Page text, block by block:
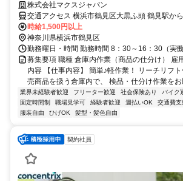
株式会社マクスジャパン
交通アクセス 横浜市鶴見区大黒ふ頭 鶴見駅からバス30分 横浜駅から
バス30分
時給1,500円以上
神奈川県横浜市鶴見区
勤務曜日・時間 勤務時間 8：30～16：30（実
募集要項 職種 倉庫内作業（商品の仕分け） 雇
内容 【仕事内容】 簡単♪軽作業！ リーチリフ
売商品を扱う倉庫内で、 検品・仕分け作業を
業界未経験者歓迎 フリーター歓迎 社会保険あり バイク
固定時間制
職場見学可 経験者歓迎 週払いOK 交通費支
服装自由
ひげOK 髪型・髪色自由
契約社員